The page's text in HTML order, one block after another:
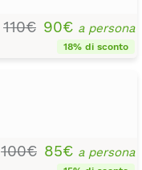
110€ 90€ a persona
18% di sconto
100€ 85€ a persona